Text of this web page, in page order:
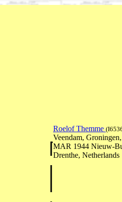
Roelof Themme
Veendam,
MAR 1944 Nieuw-
Drenthe, Netherlands